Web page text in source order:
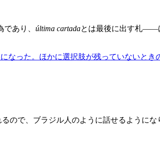
あり、 última cartadaとは最後に出す札——
った。ほかに選択肢が残っていないとき
ので、ブラジル人のように話せるようにな